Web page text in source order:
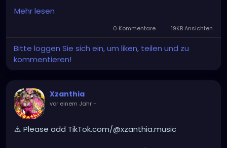
⚠️ Please add
INSTAGRAM.com/xzanthia.official.profile
TikTok.com/@xzanthia.music
🔥🎶❤️‍🔥 MY ART & ORIGINAL MUSIC!!! 🥰 ➡️
YOUTUBE.com/XZanthiaMUSIC
hellpop
#monstercore#creaturecore#dommymommy
Mehr lesen
0 Kommentare 19KB Ansichten
Bitte loggen Sie sich ein, um liken, teilen und zu
kommentieren!
Xzanthia
vor einem Jahr-
⚠️ Please add TikTok.com/@xzanthia.music